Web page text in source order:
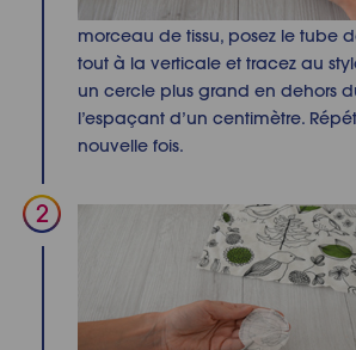
morceau de tissu, posez le tube
tout à la verticale et tracez au
un cercle plus grand en dehors
l’espaçant d’un centimètre.
nouvelle fois.